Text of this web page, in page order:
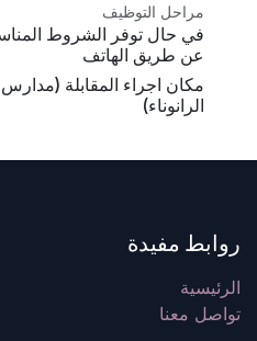
مراحل التوظيف
في حال توفر الشروط
عن طريق الهاتف
مكان اجراء المقابلة (مدارس
الرانوناء)
روابط مفيدة
الرئيسية
تواصل معنا